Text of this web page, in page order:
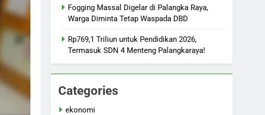
Fogging Massal Digelar di Palangka Raya,
Warga Diminta Tetap Waspada DBD
Rp769,1 Triliun untuk Pendidikan 2026,
Termasuk SDN 4 Menteng Palangkaraya!
Categories
ekonomi